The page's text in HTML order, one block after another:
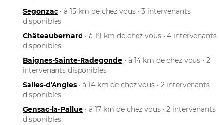
Segonzac • à 15 km de chez vous • 3 intervenants
disponibles
Châteaubernard • à 19 km de chez vous • 4 intervenants
disponibles
Baignes-Sainte-Radegonde • à 14 km de chez vous • 2
intervenants disponibles
Salles-d'Angles • à 14 km de chez vous • 2 intervenants
disponibles
Gensac-la-Pallue • à 17 km de chez vous • 2 intervenants
disponibles